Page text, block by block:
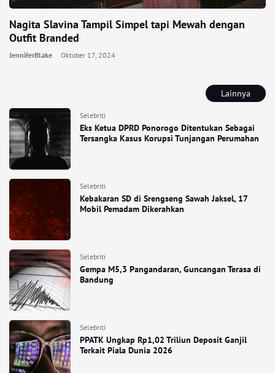
Lainnya
Selebriti
Eks Ketua DPRD Ponorogo Ditentukan Sebagai
Tersangka Kasus Korupsi Tunjangan Perumahan
Selebriti
Kebakaran SD di Srengseng Sawah Jaksel, 17
Mobil Pemadam Dikerahkan
Selebriti
Gempa M5,3 Pangandaran, Guncangan Terasa di
Bandung
Selebriti
PPATK Ungkap Rp1,02 Triliun Deposit Ganjil
Terkait Piala Dunia 2026
Nagita Slavina Tampil Simpel tapi Mewah dengan
Outfit Branded
JenniferBlake Oktober 17, 2024